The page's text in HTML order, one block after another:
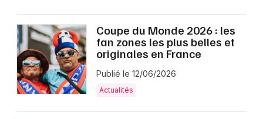
Coupe du Monde 2026 : les
fan zones les plus belles et
originales en France
Publié le 12/06/2026
Actualités